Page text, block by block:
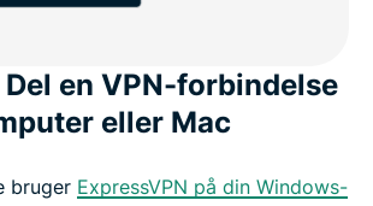
en VPN-forbindelse
eller Mac
bruger ExpressVPN på din Windows-